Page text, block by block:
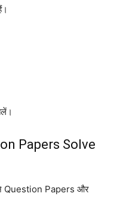
Papers Solve
Question Papers और